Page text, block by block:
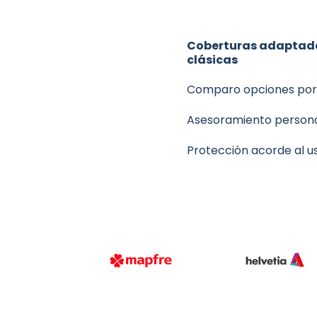
Coberturas
clásicas
Comparo opciones
Asesoramiento
Protección acorde al